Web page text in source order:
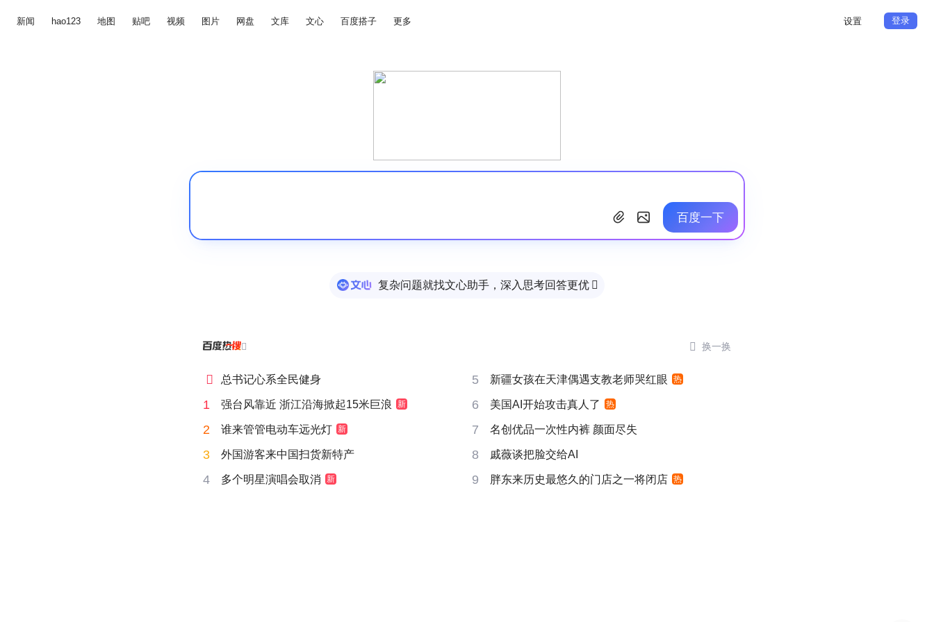
新闻 hao123 地图 贴吧 视频 图片 网盘 文库 文心 百度搭子 更多 设置 登录
百度一下
复杂问题就找文心助手，深入思考回答更优 
  换一换
 总书记心系全民健身 5 新疆女孩在天津偶遇支教老师哭红眼 热
1 强台风靠近 浙江沿海掀起15米巨浪 新 6 美国AI开始攻击真人了 热
2 谁来管管电动车远光灯 新 7 名创优品一次性内裤 颜面尽失
3 外国游客来中国扫货新特产 8 戚薇谈把脸交给AI
4 多个明星演唱会取消 新 9 胖东来历史最悠久的门店之一将闭店 热